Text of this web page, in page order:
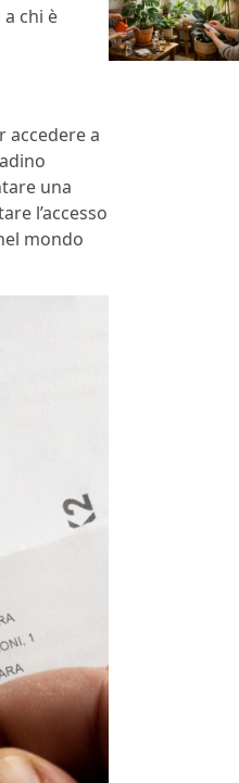
chi è
accedere a
una
l’accesso
mondo